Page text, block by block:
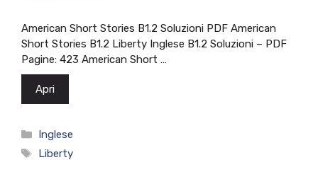
American Short Stories B1.2 Soluzioni PDF American
Short Stories B1.2 Liberty Inglese B1.2 Soluzioni – PDF
Pagine: 423 American Short …
Apri
Categorie
Inglese
Tag
Liberty